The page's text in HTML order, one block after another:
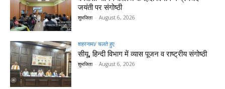
जयंती पर संगोष्ठी
शुभजिता - August 6, 2026
शहरनामा/ चलते हुए
सीयू, हिन्दी विभाग में व्यास पूजन व राष्ट्रीय संगोष्ठी
शुभजिता - August 6, 2026